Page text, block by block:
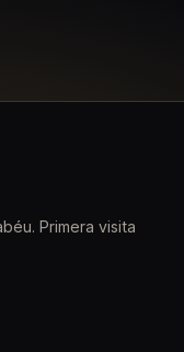
Primera visita